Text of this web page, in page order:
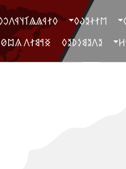
‮𐲮𐲐𐲇𐲉𐲜𐲓
‮𐲉𐲤𐲉𐲘𐲋𐲚𐲉𐲓
𐲍𐲪𐲗𐲁𐲤